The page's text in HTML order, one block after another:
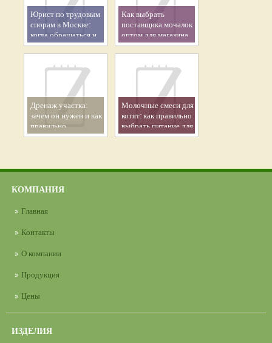
Юрист по трудовым
спорам в Москве:
когда обращаться и
как выбрать
специалиста
Как выбрать
поставщика мочалок
оптом для магазина
Дренаж участка:
зачем он нужен и как
правильно
организовать
Молочные смеси для
котят: как правильно
выбрать питание для
здорового роста
КОМПАНИЯ
Главная
Контакты
О компании
Продукция
Цены
ИЗДЕЛИЯ